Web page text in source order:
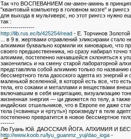
Так что ВОСПЕВАНИЕМ ом-амен-аминь в
"квантовый компьютер в головном мозге" и рингсэ
для выхода в мультиверс, но этот рингсэ нужно
так :
-----------------
http://lib.rus.ec/b/425254/read - Е. Торчинов
... в 9 в. жертвами отравлений эликсирами
алхимики буквально кормили их киноварью, что
своего предшественника, но сразу набирал
алхимии, постепенно начавшейся склоняться к
закончились и на смену старой лабораторной
представляла собой алхимию только по
бессмертного тела даосского адепта из энергий
маленькой вселенной, в которой есть все, что
тела, его соками и металлами и веществами
включавшим в себя медитацию, визуализацию
жизненная энергия — ци движется по телу, а
индийских отшельников, что в Европе ее даже
тела («свинец» и «ртуть») произведут в теле
постепенно превратится в новое бессмертное
-------
Лю Гуань Юй. ДАОССКАЯ ЙОГА. АЛХИМИЯ И
http://www.koob.ru/lyu_guanmz_yuj/dao_ioga-